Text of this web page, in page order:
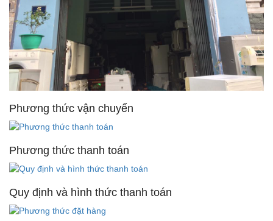
Phương thức vận chuyển
Phương thức thanh toán
Quy định và hình thức thanh toán